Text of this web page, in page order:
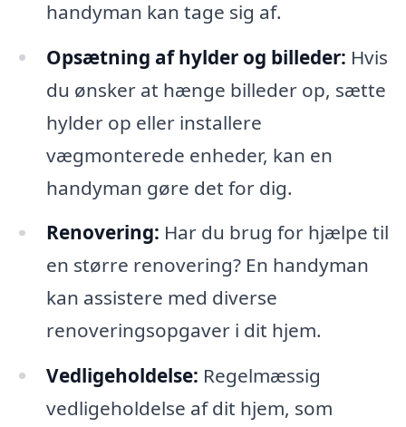
handyman kan tage sig af.
Opsætning af hylder og billeder: Hvis
du ønsker at hænge billeder op, sætte
hylder op eller installere
vægmonterede enheder, kan en
handyman gøre det for dig.
Renovering: Har du brug for hjælpe til
en større renovering? En handyman
kan assistere med diverse
renoveringsopgaver i dit hjem.
Vedligeholdelse: Regelmæssig
vedligeholdelse af dit hjem, som